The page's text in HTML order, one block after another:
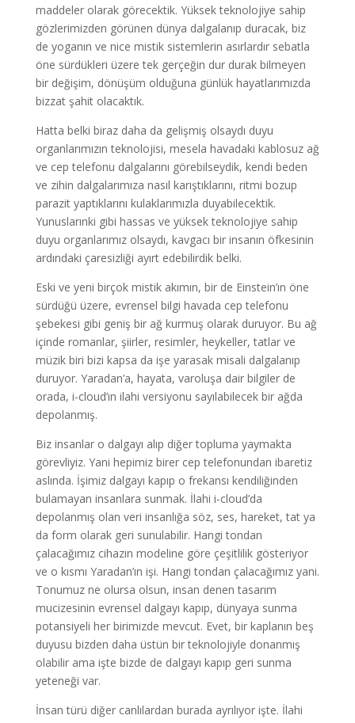
maddeler olarak görecektik. Yüksek teknolojiye sahip
gözlerimizden görünen dünya dalgalanıp duracak, biz
de yoganın ve nice mistik sistemlerin asırlardır sebatla
öne sürdükleri üzere tek gerçeğin dur durak bilmeyen
bir değişim, dönüşüm olduğuna günlük hayatlarımızda
bizzat şahit olacaktık.
Hatta belki biraz daha da gelişmiş olsaydı duyu
organlarımızın teknolojisi, mesela havadaki kablosuz ağ
ve cep telefonu dalgalarını görebilseydik, kendi beden
ve zihin dalgalarımıza nasıl karıştıklarını, ritmi bozup
parazit yaptıklarını kulaklarımızla duyabilecektik.
Yunuslarınki gibi hassas ve yüksek teknolojiye sahip
duyu organlarımız olsaydı, kavgacı bir insanın öfkesinin
ardındaki çaresizliği ayırt edebilirdik belki.
Eski ve yeni birçok mistik akımın, bir de Einstein’ın öne
sürdüğü üzere, evrensel bilgi havada cep telefonu
şebekesi gibi geniş bir ağ kurmuş olarak duruyor. Bu ağ
içinde romanlar, şiirler, resimler, heykeller, tatlar ve
müzik biri bizi kapsa da işe yarasak misali dalgalanıp
duruyor. Yaradan’a, hayata, varoluşa dair bilgiler de
orada, i-cloud’ın ilahi versiyonu sayılabilecek bir ağda
depolanmış.
Biz insanlar o dalgayı alıp diğer topluma yaymakta
görevliyiz. Yani hepimiz birer cep telefonundan ibaretiz
aslında. İşimiz dalgayı kapıp o frekansı kendiliğinden
bulamayan insanlara sunmak. İlahi i-cloud’da
depolanmış olan veri insanlığa söz, ses, hareket, tat ya
da form olarak geri sunulabilir. Hangi tondan
çalacağımız cihazın modeline göre çeşitlilik gösteriyor
ve o kısmı Yaradan’ın işi. Hangi tondan çalacağımız yani.
Tonumuz ne olursa olsun, insan denen tasarım
mucizesinin evrensel dalgayı kapıp, dünyaya sunma
potansiyeli her birimizde mevcut. Evet, bir kaplanın beş
duyusu bizden daha üstün bir teknolojiyle donanmış
olabilir ama işte bizde de dalgayı kapıp geri sunma
yeteneği var.
İnsan türü diğer canlılardan burada ayrılıyor işte. İlahi